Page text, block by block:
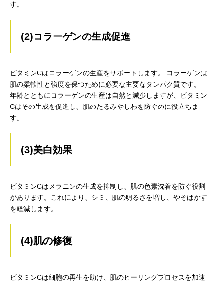
す。
(2)コラーゲンの生成促進
ビタミンCはコラーゲンの生産をサポートします。 コラーゲンは
肌の柔軟性と強度を保つために必要な主要なタンパク質です。
年齢とともにコラーゲンの生産は自然と減少しますが、ビタミン
Cはその生成を促進し、肌のたるみやしわを防ぐのに役立ちま
す。
(3)美白効果
ビタミンCはメラニンの生成を抑制し、肌の色素沈着を防ぐ役割
があります。これにより、シミ、肌の明るさを増し、やそばかす
を軽減します。
(4)肌の修復
ビタミンCは細胞の再生を助け、肌のヒーリングプロセスを加速